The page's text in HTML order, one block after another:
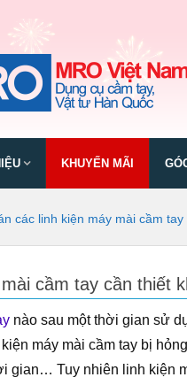
KHUYẾN MÃI
các linh kiện máy mài cầm
cầm tay cần thiết
nào sau một thời gian sử
máy mài cầm tay bị
gian… Tuy nhiên linh kiện